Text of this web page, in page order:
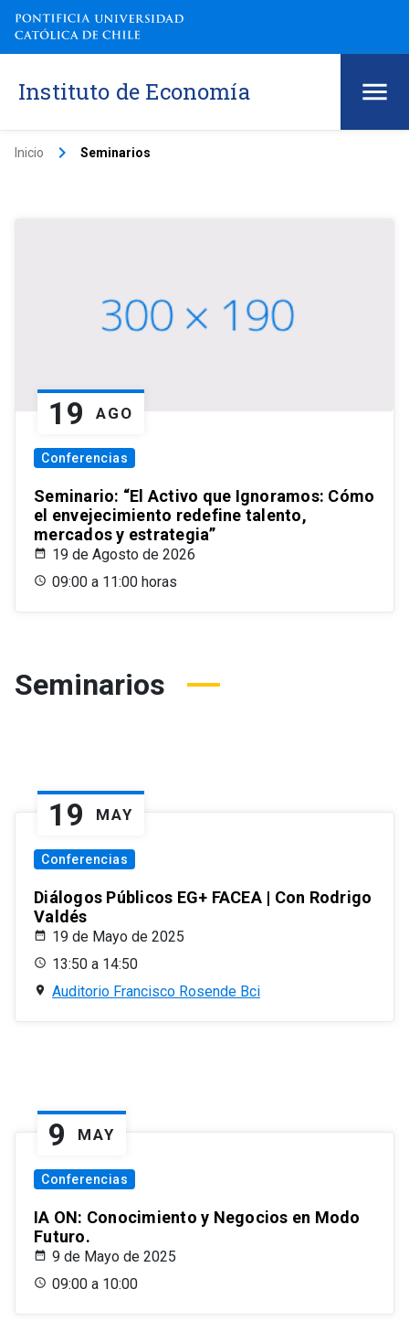
Instituto de Economía
Inicio keyboard_arrow_right Seminarios
19 AGO
Conferencias
Seminario: “El Activo que Ignoramos: Cómo
el envejecimiento redefine talento,
mercados y estrategia”
19 de Agosto de 2026
09:00 a 11:00 horas
Seminarios
19 MAY
Conferencias
Diálogos Públicos EG+ FACEA | Con Rodrigo
Valdés
19 de Mayo de 2025
13:50 a 14:50
Auditorio Francisco Rosende Bci
9 MAY
Conferencias
IA ON: Conocimiento y Negocios en Modo
Futuro.
9 de Mayo de 2025
09:00 a 10:00